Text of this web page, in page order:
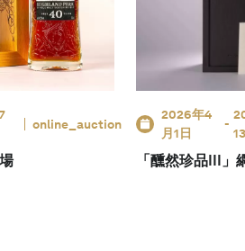
online_auction
2026年4
月1日
-
「醺然珍品III」